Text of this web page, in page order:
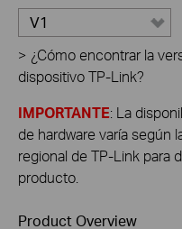
V1
> ¿Cómo encontrar la
dispositivo TP-Link?
IMPORTANTE: La
de hardware varía según
regional de TP-Link para
producto.
Product Overview